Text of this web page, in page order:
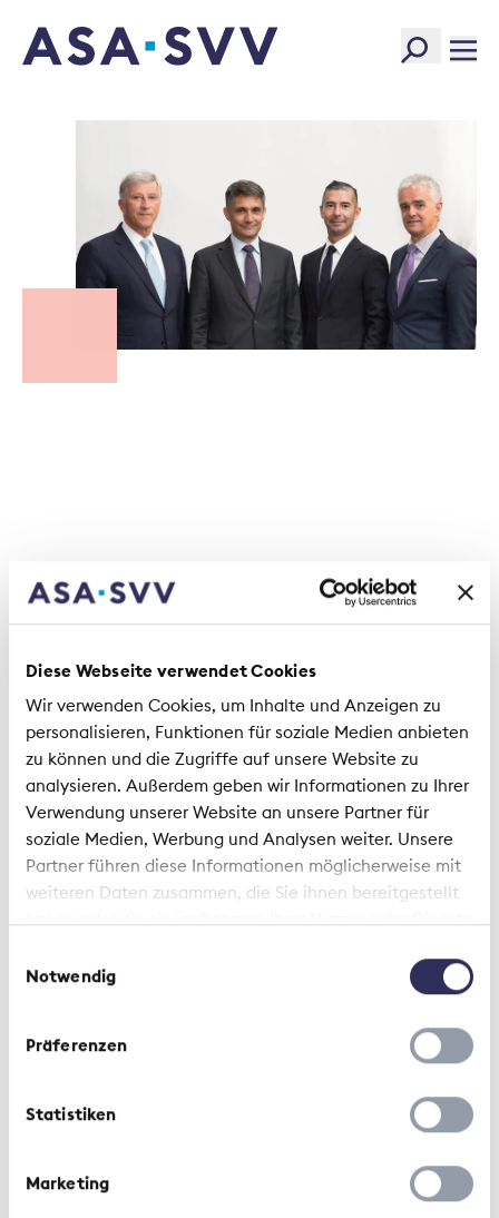
Diese Webseite verwendet Cookies
Wir verwenden Cookies, um Inhalte und Anzeigen zu
personalisieren, Funktionen für soziale Medien anbieten
zu können und die Zugriffe auf unsere Website zu
analysieren. Außerdem geben wir Informationen zu Ihrer
Verwendung unserer Website an unsere Partner für
soziale Medien, Werbung und Analysen weiter. Unsere
Partner führen diese Informationen möglicherweise mit
weiteren Daten zusammen, die Sie ihnen bereitgestellt
haben oder die sie im Rahmen Ihrer Nutzung der Dienste
Notwendig
Präferenzen
Statistiken
Marketing
SVV Logo
Elected: Fabrizio Petrillo, CEO AXA Switzerland and
Juan Beer, CEO Zurich Switzerland, flanked by SIA
president Rolf Dörig (left) and SIA CEO Thomas
pictured: Patrick Raaflaub, Group Chief Risk
Board of Directors